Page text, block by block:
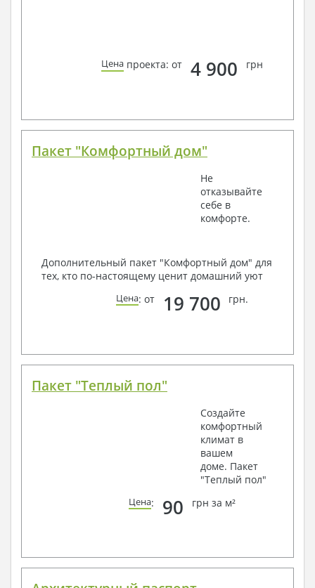
Цена проекта: от 4 900 грн
Пакет "Комфортный дом"
Не
отказывайте
себе в
комфорте.
Дополнительный пакет "Комфортный дом" для
тех, кто по-настоящему ценит домашний уют
Цена: от 19 700 грн.
Пакет "Теплый пол"
Создайте
комфортный
климат в
вашем
доме. Пакет
"Теплый пол"
Цена: 90 грн за м²